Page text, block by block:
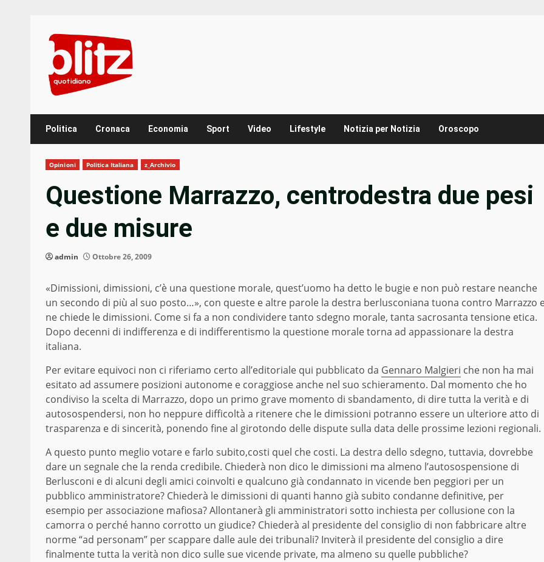
content
Politica Cronaca Economia Sport Video Lifestyle Notizia per Notizia Oroscopo
Opinioni Politica Italiana z_Archivio
Questione Marrazzo, centrodestra due pesi
e due misure
admin Ottobre 26, 2009
«Dimissioni, dimissioni, c’è una questione morale, quest’uomo ha detto le bugie e non può restare neanche
un secondo di più al suo posto…», con queste e altre parole la destra berlusconiana tuona contro Marrazzo
ne chiede le dimissioni. Come si fa a non condividere tanto sdegno morale, tanta sacrosanta tensione etica.
Dopo decenni di indifferenza e di indifferentismo la questione morale torna ad appassionare la destra
italiana.
Per evitare equivoci non ci riferiamo certo all’editoriale qui pubblicato da Gennaro Malgieri che non ha mai
esitato ad assumere posizioni autonome e coraggiose anche nel suo schieramento. Dal momento che ho
condiviso la scelta di Marrazzo, dopo un primo grave momento di sbandamento, di dire tutta la verità e di
autosospendersi, non ho neppure difficoltà a ritenere che le dimissioni potranno essere un ulteriore atto di
trasparenza e di sincerità, ponendo fine al girotondo delle dispute sulla data delle prossime lezioni regionali.
A questo punto meglio votare e farlo subito,costi quel che costi. La destra dello sdegno, tuttavia, dovrebbe
dare un segnale che la renda credibile. Chiederà non dico le dimissioni ma almeno l’autosospensione di
Berlusconi e di alcuni degli amici coinvolti e qualcuno già condannato in vicende ben peggiori per un
pubblico amministratore? Chiederà le dimissioni di quanti hanno già subito condanne definitive, per
esempio per associazione mafiosa? Allontanerà gli amministratori sotto inchiesta per collusione con la
camorra o perché hanno corrotto un giudice? Chiederà al presidente del consiglio di non fabbricare altre
norme “ad personam” per scappare dalle aule dei tribunali? Inviterà il presidente del consiglio a dire
finalmente tutta la verità non dico sulle sue vicende private, ma almeno su quelle pubbliche?